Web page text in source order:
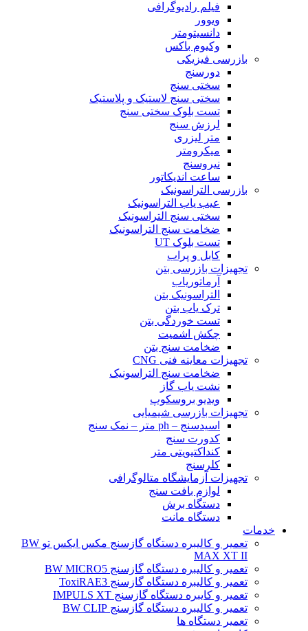
فیلم رادیوگرافی
ویوور
دانسیتومتر
وکیوم باکس
بازرسی فیزیکی
دورسنج
سختی سنج
سختی سنج لاستیک و پلاستیک
تست بلوک سختی سنج
لرزش سنج
متر لیزری
میکرومتر
نیروسنج
ساعت اندیکاتور
بازرسی التراسونیک
عیب یاب التراسونیک
سختی سنج التراسونیک
ضخامت سنج التراسونیک
تست بلوک UT
کابل و پراب
تجهیزات بازرسی بتن
آرماتوریاب
التراسونیک بتن
ترک یاب بتن
تست خوردگی بتن
چکش اشمیت
ضخامت سنج بتن
تجهیزات معاینه فنی CNG
ضخامت سنج التراسونیک
نشت یاب گاز
ویدیو بروسکوپ
تجهیزات بازرسی شیمیایی
اسیدسنج – ph متر – نمک سنج
کدورت سنج
کنداکتیویتی متر
کلرسنج
تجهیزات آزمایشگاه متالوگرافی
لوازم بافت سنج
دستگاه برش
دستگاه مانت
خدمات
تعمیر و کالیبره دستگاه گازسنج مکس ایکس تو BW
MAX XT II
تعمیر و کالیبره دستگاه گازسنج BW MICRO5
تعمیر و کالیبره دستگاه گازسنج ToxiRAE3
تعمیر و کایبره دستگاه گازسنج IMPULS XT
تعمیر و کالیبره دستگاه گازسنج BW CLIP
تعمیر دستگاه ها